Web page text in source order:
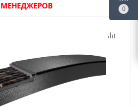
МЕНЕДЖЕРОВ
0